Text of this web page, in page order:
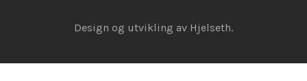
Design og utvikling av Hjelseth.